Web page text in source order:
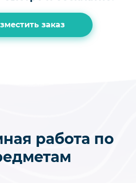
заказ
работа по